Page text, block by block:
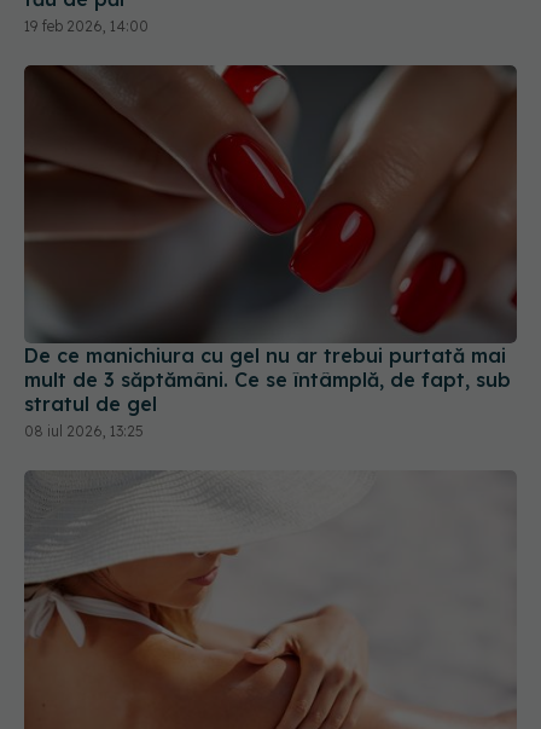
De ce manichiura cu gel nu ar trebui purtată mai
mult de 3 săptămâni. Ce se întâmplă, de fapt, sub
08 iul 2026, 13:25
De ce ai senzația că te strânge pielea după ce ai